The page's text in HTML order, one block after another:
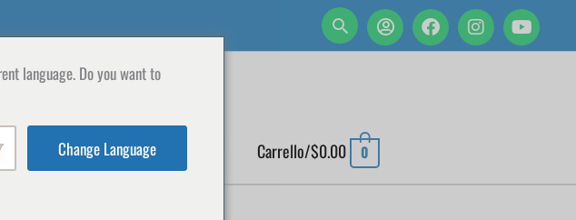
ISCRIVITI IL MIO ACCOUNT Carrello/$0.00 0
language. Do you want to
Change Language